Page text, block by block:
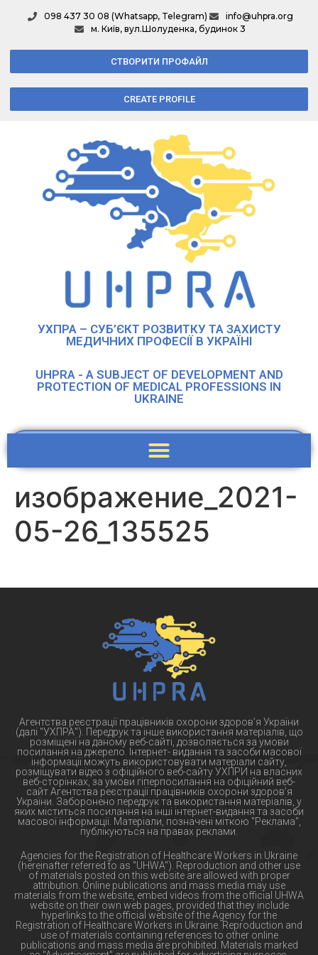
098 437 30 08 (Whatsapp, Telegram)
info@uhpra.org
м. Київ, вул.Шолуденка, будинок 3
СТВОРИТИ ПРОФАЙЛ
CREATE PROFILE
УХПРА – СУБ’ЄКТ РОЗВИТКУ ТА ЗАХИСТУ
МЕДИЧНИХ ПРОФЕСІЇ В УКРАЇНІ
UHPRA - A SUBJECT OF DEVELOPMENT AND
PROTECTION OF MEDICAL PROFESSIONS IN
UKRAINE
изображение_2021-
05-26_135525
Агентства реєстрації працівників охорони здоров’я України
(далі "УХПРА"). Передрук та інше використання матеріалів, що
розміщені на даному веб-сайті, дозволяється за умови
посилання на джерело. Інтернет- видання та засоби масової
інформації можуть використовувати матеріали сайту,
розміщувати відео з офіційного веб-сайту УХПРИ на власних
веб-сторінках, за умови гіперпосилання на офіційний веб-
сайт Агентства реєстрації працівників охорони здоров’я
України. Заборонено передрук та використання матеріалів, у
яких міститься посилання на інші інтернет-видання та засоби
масової інформації. Матеріали, позначені міткою "Реклама",
публікуються на правах реклами.
Agencies for the Registration of Healthcare Workers in Ukraine
(hereinafter referred to as "UHWA"). Reproduction and other use
of materials posted on this website are allowed with proper
attribution. Online publications and mass media may use
materials from the website, embed videos from the official UHWA
website on their own web pages, provided that they include
hyperlinks to the official website of the Agency for the
Registration of Healthcare Workers in Ukraine. Reproduction and
use of materials containing references to other online
publications and mass media are prohibited. Materials marked